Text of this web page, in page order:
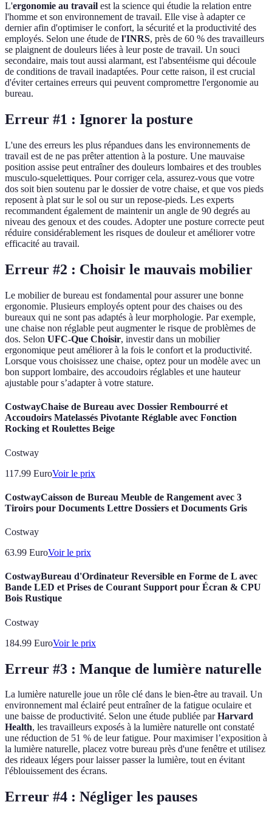
L'ergonomie au travail est la science qui étudie la relation entre
l'homme et son environnement de travail. Elle vise à adapter ce
dernier afin d'optimiser le confort, la sécurité et la productivité des
employés. Selon une étude de l'INRS, près de 60 % des travailleurs
se plaignent de douleurs liées à leur poste de travail. Un souci
secondaire, mais tout aussi alarmant, est l'absentéisme qui découle
de conditions de travail inadaptées. Pour cette raison, il est crucial
d'éviter certaines erreurs qui peuvent compromettre l'ergonomie au
bureau.
Erreur #1 : Ignorer la posture
L'une des erreurs les plus répandues dans les environnements de
travail est de ne pas prêter attention à la posture. Une mauvaise
position assise peut entraîner des douleurs lombaires et des troubles
musculo-squelettiques. Pour corriger cela, assurez-vous que votre
dos soit bien soutenu par le dossier de votre chaise, et que vos pieds
reposent à plat sur le sol ou sur un repose-pieds. Les experts
recommandent également de maintenir un angle de 90 degrés au
niveau des genoux et des coudes. Adopter une posture correcte peut
réduire considérablement les risques de douleur et améliorer votre
efficacité au travail.
Erreur #2 : Choisir le mauvais mobilier
Le mobilier de bureau est fondamental pour assurer une bonne
ergonomie. Plusieurs employés optent pour des chaises ou des
bureaux qui ne sont pas adaptés à leur morphologie. Par exemple,
une chaise non réglable peut augmenter le risque de problèmes de
dos. Selon UFC-Que Choisir, investir dans un mobilier
ergonomique peut améliorer à la fois le confort et la productivité.
Lorsque vous choisissez une chaise, optez pour un modèle avec un
bon support lombaire, des accoudoirs réglables et une hauteur
ajustable pour s’adapter à votre stature.
CostwayChaise de Bureau avec Dossier Rembourré et
Accoudoirs Matelassés Pivotante Réglable avec Fonction
Rocking et Roulettes Beige
Costway
117.99 EuroVoir le prix
CostwayCaisson de Bureau Meuble de Rangement avec 3
Tiroirs pour Documents Lettre Dossiers et Documents Gris
Costway
63.99 EuroVoir le prix
CostwayBureau d'Ordinateur Reversible en Forme de L avec
Bande LED et Prises de Courant Support pour Écran & CPU
Bois Rustique
Costway
184.99 EuroVoir le prix
Erreur #3 : Manque de lumière naturelle
La lumière naturelle joue un rôle clé dans le bien-être au travail. Un
environnement mal éclairé peut entraîner de la fatigue oculaire et
une baisse de productivité. Selon une étude publiée parHarvard
Health, les travailleurs exposés à la lumière naturelle ont constaté
une réduction de 51 % de leur fatigue. Pour maximiser l’exposition à
la lumière naturelle, placez votre bureau près d'une fenêtre et utilisez
des rideaux légers pour laisser passer la lumière, tout en évitant
l'éblouissement des écrans.
Erreur #4 : Négliger les pauses